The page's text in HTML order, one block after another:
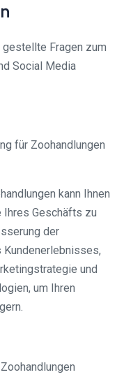
gestellte Fragen zum
Social Media
für Zoohandlungen
kann Ihnen
Geschäfts zu
der
und
um Ihren